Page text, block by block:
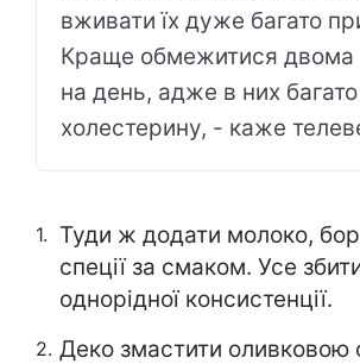
вживати їх дуже багато
Краще обмежитися двома
на день, адже в них багато
холестерину, - каже
Туди ж додати молоко,
спеції за смаком. Усе
однорідної консистенції.
Деко змастити оливковою